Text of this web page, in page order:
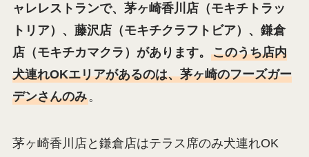
ャレレストランで、茅ヶ崎香川店（モキチトラッ
トリア）、藤沢店（モキチクラフトビア）、鎌倉
店（モキチカマクラ）があります。 このうち店内
犬連れOKエリアがあるのは、茅ヶ崎のフーズガー
デンさんのみ。
茅ヶ崎香川店と鎌倉店はテラス席のみ犬連れOK